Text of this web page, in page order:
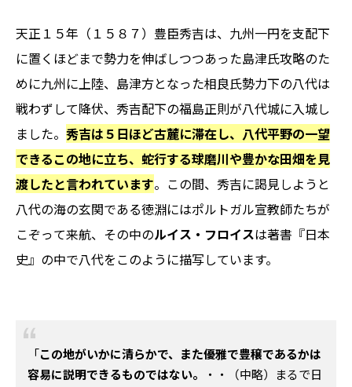
天正１５年（１５８７）豊臣秀吉は、九州一円を支配下
に置くほどまで勢力を伸ばしつつあった島津氏攻略のた
めに九州に上陸、島津方となった相良氏勢力下の八代は
戦わずして降伏、秀吉配下の福島正則が八代城に入城し
ました。 秀吉は５日ほど古麓に滞在し、八代平野の一望
できるこの地に立ち、蛇行する球磨川や豊かな田畑を見
渡したと言われています。この間、秀吉に謁見しようと
八代の海の玄関である徳淵にはポルトガル宣教師たちが
こぞって来航、その中のルイス・フロイスは著書『日本
史』の中で八代をこのように描写しています。
「この地がいかに清らかで、また優雅で豊穣であるかは
容易に説明できるものではない。
・・（中略）まるで日